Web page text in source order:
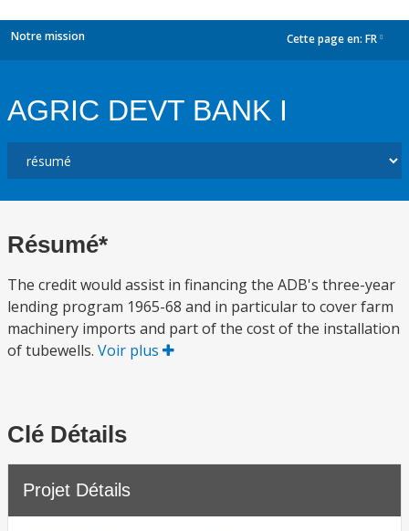
Notre mission Cette page en: FR
AGRIC DEVT BANK I
Résumé*
The credit would assist in financing the ADB's three-year
lending program 1965-68 and in particular to cover farm
machinery imports and part of the cost of the installation
of tubewells. Voir plus
Clé Détails
Projet Détails